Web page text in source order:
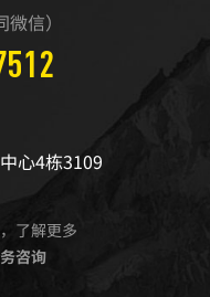
信）
心4栋3109
了解更多
咨询